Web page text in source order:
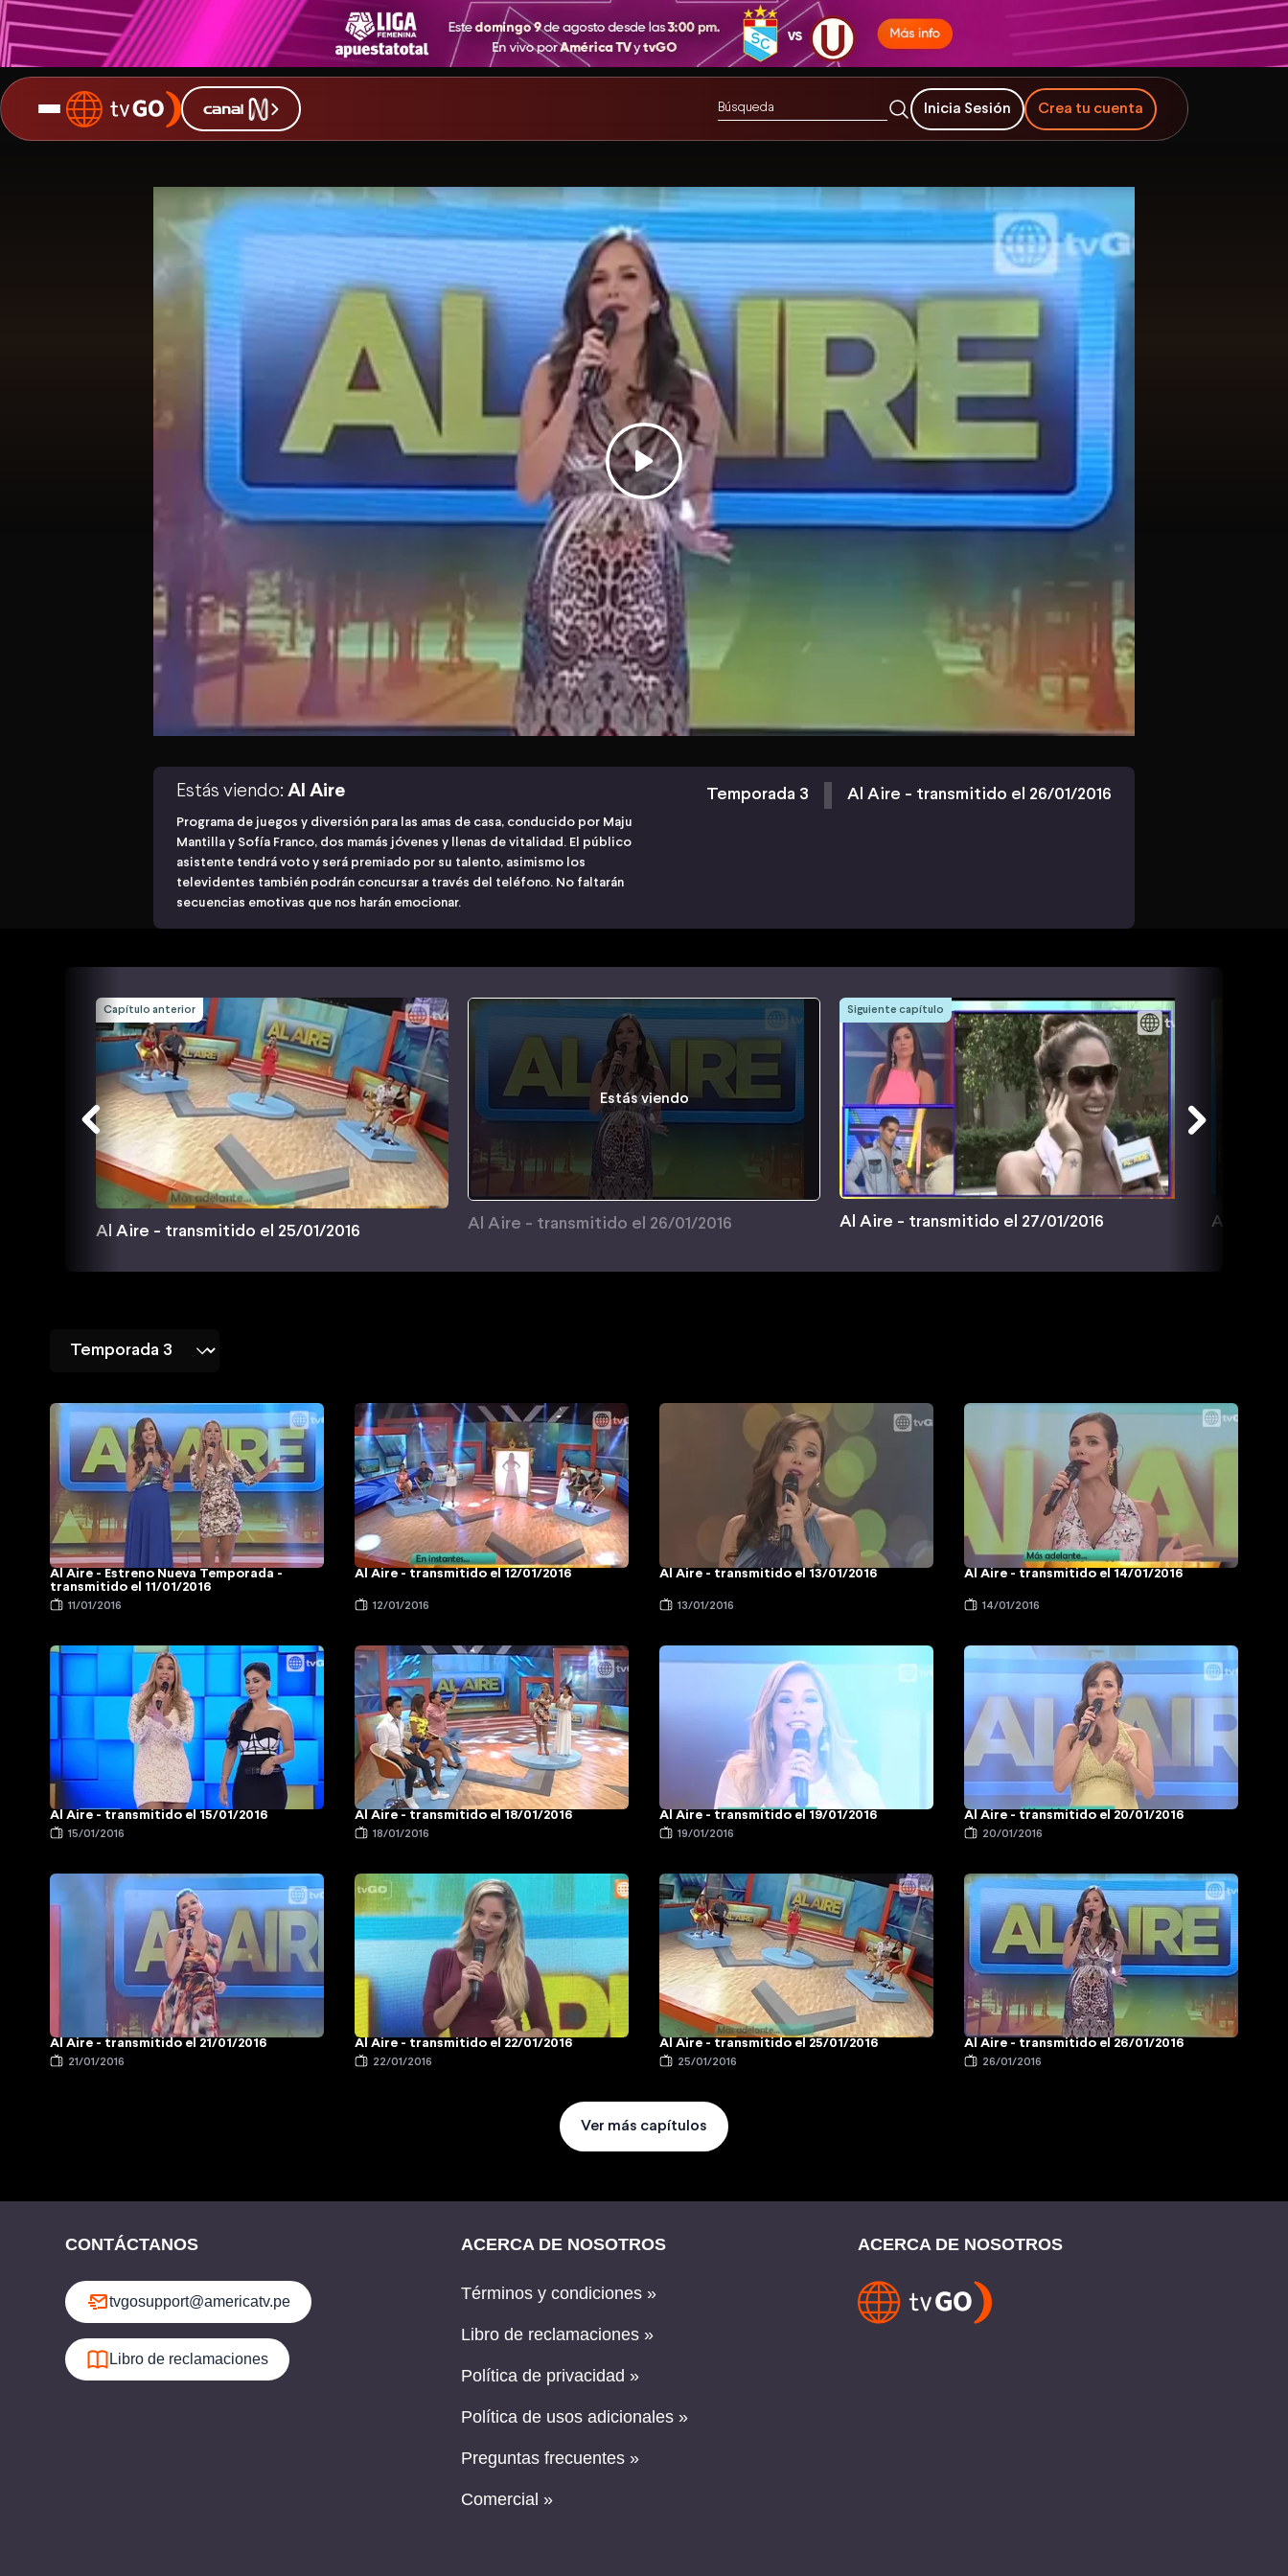
Inicia Sesión Crea tu cuenta
Estás viendo: Al Aire
Programa de juegos y diversión para las amas de casa, conducido por Maju
Mantilla y Sofía Franco, dos mamás jóvenes y llenas de vitalidad. El público
asistente tendrá voto y será premiado por su talento, asimismo los
televidentes también podrán concursar a través del teléfono. No faltarán
secuencias emotivas que nos harán emocionar.
Temporada 3 Al Aire - transmitido el 26/01/2016
Capítulo anterior
Al Aire - transmitido el 25/01/2016
Estás viendo
Al Aire - transmitido el 26/01/2016
Siguiente capítulo
Al Aire - transmitido el 27/01/2016 Al Aire -
Al Aire - Estreno Nueva Temporada -
transmitido el 11/01/2016
11/01/2016
Al Aire - transmitido el 12/01/2016
12/01/2016
Al Aire - transmitido el 13/01/2016
13/01/2016
Al Aire - transmitido el 14/01/2016
14/01/2016
Al Aire - transmitido el 15/01/2016
15/01/2016
Al Aire - transmitido el 18/01/2016
18/01/2016
Al Aire - transmitido el 19/01/2016
19/01/2016
Al Aire - transmitido el 20/01/2016
20/01/2016
Al Aire - transmitido el 21/01/2016
21/01/2016
Al Aire - transmitido el 22/01/2016
22/01/2016
Al Aire - transmitido el 25/01/2016
25/01/2016
Al Aire - transmitido el 26/01/2016
26/01/2016
Ver más capítulos
CONTÁCTANOS
tvgosupport@americatv.pe
Libro de reclamaciones
ACERCA DE NOSOTROS
Términos y condiciones »
Libro de reclamaciones »
Política de privacidad »
Política de usos adicionales »
Preguntas frecuentes »
Comercial »
ACERCA DE NOSOTROS